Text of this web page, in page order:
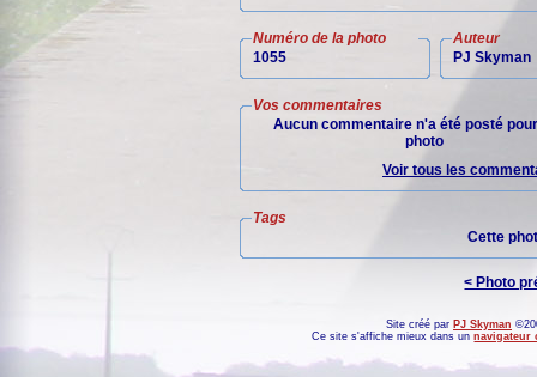
Numéro de la photo
1055
Auteur
PJ Skyman
Vos commentaires
Aucun commentaire n'a été posté
photo
Voir tous les
Tags
Cette
< Photo
Site créé par PJ Skyman
Ce site s'affiche mieux dans unnavigateur